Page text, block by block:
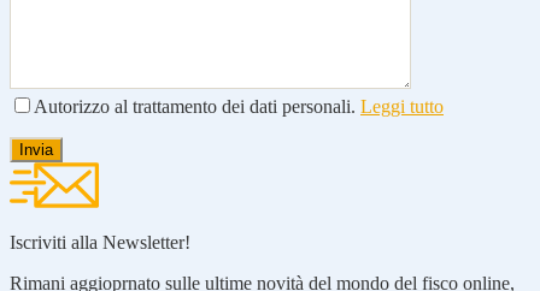
Autorizzo al trattamento dei dati personali. Leggi tutto
Iscriviti alla Newsletter!
Rimani aggioprnato sulle ultime novità del mondo del fisco online,